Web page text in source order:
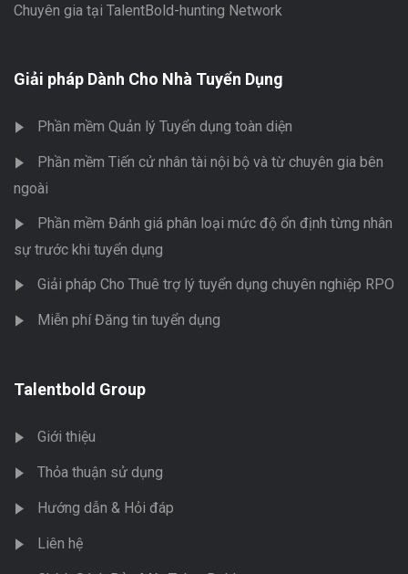
Chuyên gia tại TalentBold-hunting Network
Giải pháp Dành Cho Nhà Tuyển Dụng
Phần mềm Quản lý Tuyển dụng toàn diện
Phần mềm Tiến cử nhân tài nội bộ và từ chuyên gia bên
ngoài
Phần mềm Đánh giá phân loại mức độ ổn định từng nhân
sự trước khi tuyển dụng
Giải pháp Cho Thuê trợ lý tuyển dụng chuyên nghiệp RPO
Miễn phí Đăng tin tuyển dụng
Talentbold Group
Giới thiệu
Thỏa thuận sử dụng
Hướng dẫn & Hỏi đáp
Liên hệ